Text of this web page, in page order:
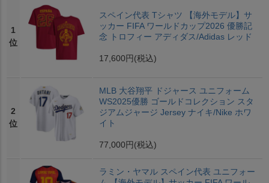
1
位
スペイン代表 Tシャツ 【海外モデル】サ
ッカー FIFA ワールドカップ2026 優勝記
念 トロフィー アディダス/Adidas レッド
17,600円 (税込)
2
位
MLB 大谷翔平 ドジャース ユニフォーム
WS2025優勝 ゴールドコレクション スタ
ジアムジャージ Jersey ナイキ/Nike ホワ
イト
77,000円 (税込)
ラミン・ヤマル スペイン代表 ユニフォー